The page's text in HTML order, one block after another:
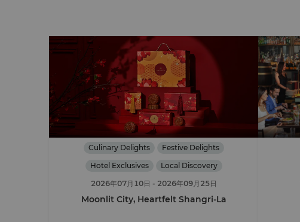
Culinary Delights
Festive Delights
Hotel Exclusives
Local Discovery
2026年07月10日 - 2026年09月25日
Moonlit City, Heartfelt Shangri-La